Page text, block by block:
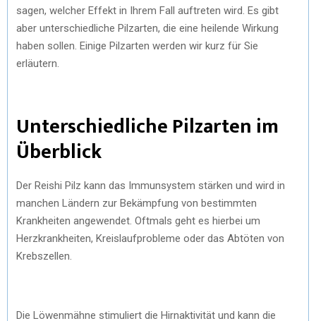
sagen, welcher Effekt in Ihrem Fall auftreten wird. Es gibt
aber unterschiedliche Pilzarten, die eine heilende Wirkung
haben sollen. Einige Pilzarten werden wir kurz für Sie
erläutern.
Unterschiedliche Pilzarten im
Überblick
Der Reishi Pilz kann das Immunsystem stärken und wird in
manchen Ländern zur Bekämpfung von bestimmten
Krankheiten angewendet. Oftmals geht es hierbei um
Herzkrankheiten, Kreislaufprobleme oder das Abtöten von
Krebszellen.
Die Löwenmähne stimuliert die Hirnaktivität und kann die